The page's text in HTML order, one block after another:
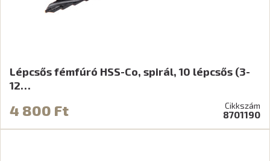
Lépcsős fémfúró HSS-Co, spirál, 10 lépcsős (3-
12…
4 800 Ft Cikkszám
8701190